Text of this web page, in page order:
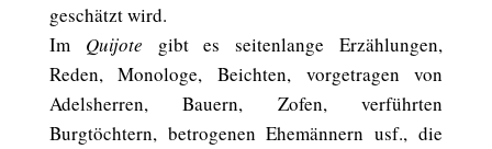
geschätzt wird.
Im Quijote gibt es seitenlange Erzählungen,
Reden, Monologe, Beichten, vorgetragen von
Adelsherren, Bauern, Zofen, verführten
Burgtöchtern, betrogenen Ehemännern usf., die